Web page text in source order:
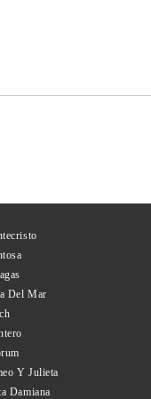
Del Mar
Y Julieta
Damiana